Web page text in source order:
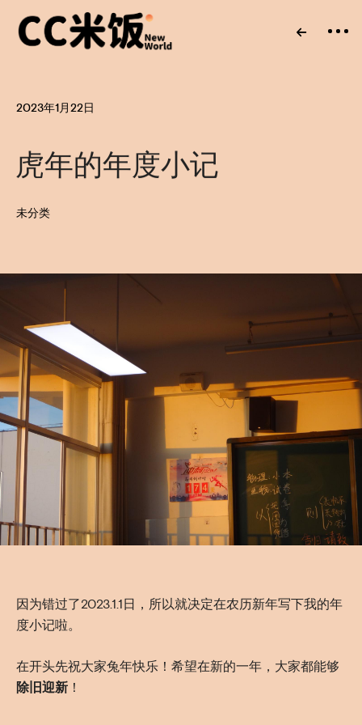
2023年1月22日
虎年的年度小记
未分类
因为错过了2023.1.1日，所以就决定在农历新年写下我的年
度小记啦。
在开头先祝大家兔年快乐！希望在新的一年，大家都能够
除旧迎新 ！